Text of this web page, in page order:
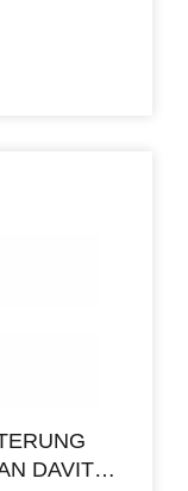
DAVIT